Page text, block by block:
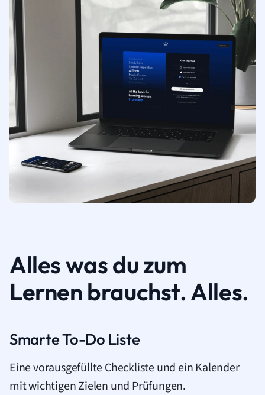
Alles was du zum
Lernen brauchst. Alles.
Smarte To-Do Liste
Eine vorausgefüllte Checkliste und ein Kalender
mit wichtigen Zielen und Prüfungen.